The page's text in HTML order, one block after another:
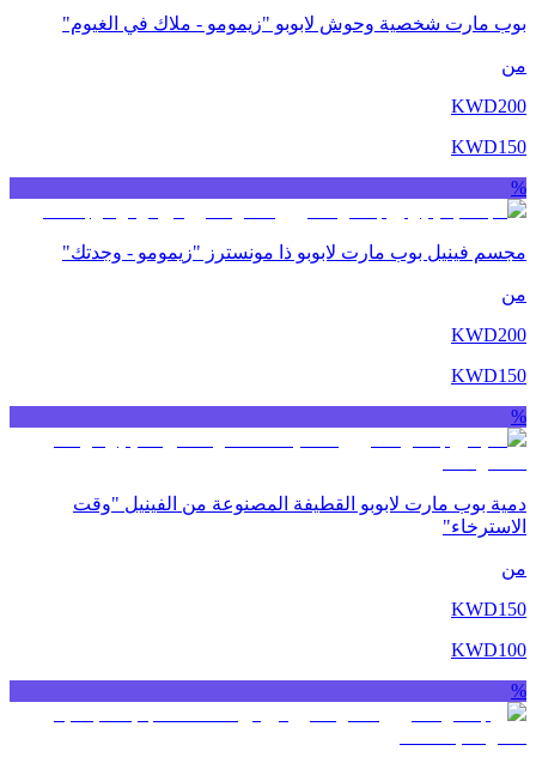
بوب مارت شخصية وحوش لابوبو "زيمومو - ملاك في الغيوم"
من
KWD200
KWD150
%
مجسم فينيل بوب مارت لابوبو ذا مونسترز "زيمومو - وجدتك"
من
KWD200
KWD150
%
دمية بوب مارت لابوبو القطيفة المصنوعة من الفينيل "وقت
الاسترخاء"
من
KWD150
KWD100
%